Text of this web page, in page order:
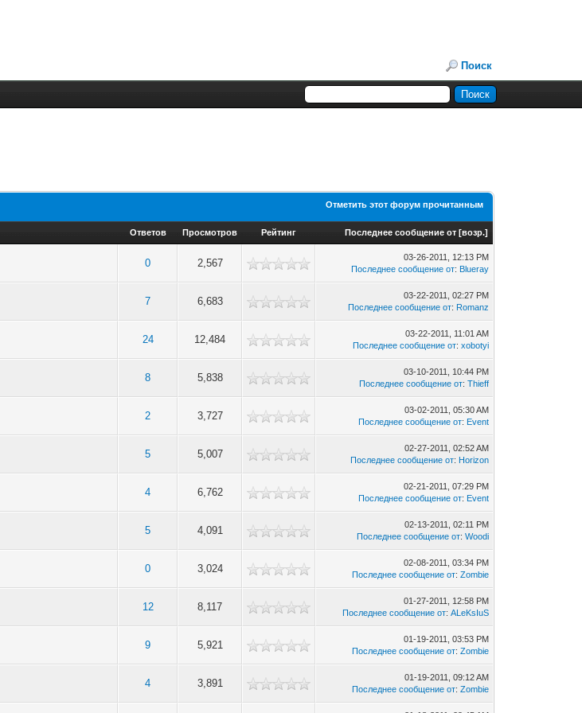
Поиск
Отметить этот форум прочитанным
Ответов Просмотров Рейтинг Последнее сообщение от [возр.]
0 2,567
03-26-2011, 12:13 PM
Последнее сообщение от: Blueray
7 6,683
03-22-2011, 02:27 PM
Последнее сообщение от: Romanz
24 12,484
03-22-2011, 11:01 AM
Последнее сообщение от:xobotyi
8 5,838
03-10-2011, 10:44 PM
Последнее сообщение от:Thieff
2 3,727
03-02-2011, 05:30 AM
Последнее сообщение от: Event
5 5,007
02-27-2011, 02:52 AM
Последнее сообщение от: Horizon
4 6,762
02-21-2011, 07:29 PM
Последнее сообщение от: Event
5 4,091
02-13-2011, 02:11 PM
Последнее сообщение от:Woodi
0 3,024
02-08-2011, 03:34 PM
Последнее сообщение от:Zombie
12 8,117
01-27-2011, 12:58 PM
Последнее сообщение от:ALeKsIuS
9 5,921
01-19-2011, 03:53 PM
Последнее сообщение от:Zombie
4 3,891
01-19-2011, 09:12 AM
Последнее сообщение от:Zombie